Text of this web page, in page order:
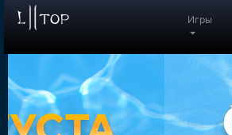
Игры